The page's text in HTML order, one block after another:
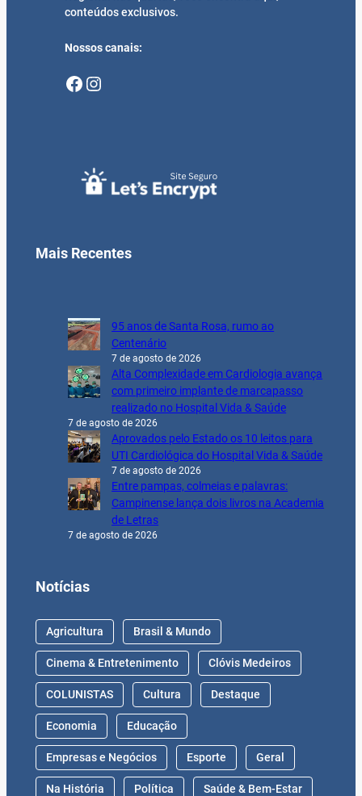
conteúdos exclusivos.
Nossos canais:
Facebook Instagram
Mais Recentes
95 anos de Santa Rosa, rumo ao
Centenário
7 de agosto de 2026
Alta Complexidade em Cardiologia avança
com primeiro implante de marcapasso
realizado no Hospital Vida & Saúde
7 de agosto de 2026
Aprovados pelo Estado os 10 leitos para
UTI Cardiológica do Hospital Vida & Saúde
7 de agosto de 2026
Entre pampas, colmeias e palavras:
Campinense lança dois livros na Academia
de Letras
7 de agosto de 2026
Notícias
Agricultura Brasil & Mundo
Cinema & Entretenimento Clóvis Medeiros
COLUNISTAS Cultura Destaque
Economia Educação
Empresas e Negócios Esporte Geral
Na História Política Saúde & Bem-Estar